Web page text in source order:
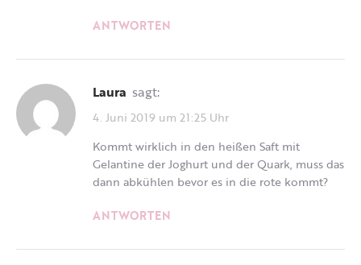
ANTWORTEN
Laura sagt:
4. Juni 2019 um 21:25 Uhr
Kommt wirklich in den heißen Saft mit
Gelantine der Joghurt und der Quark, muss das
dann abkühlen bevor es in die rote kommt?
ANTWORTEN